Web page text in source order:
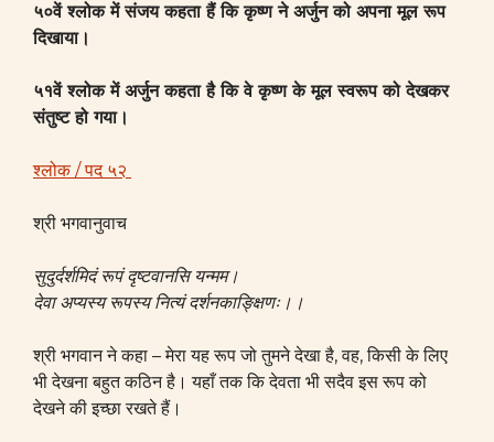
५०वें श्लोक में संजय कहता हैं कि कृष्ण ने अर्जुन को अपना मूल रूप
दिखाया।
५१वें श्लोक में अर्जुन कहता है कि वे कृष्ण के मूल स्वरूप को देखकर
संतुष्ट हो गया।
श्लोक / पद ५२
श्री भगवानुवाच
सुदुर्दर्शमिदं रूपं दृष्टवानसि यन्मम।
देवा अप्यस्य रूपस्य नित्यं दर्शनकाङ्क्षिणः।।
श्री भगवान ने कहा – मेरा यह रूप जो तुमने देखा है, वह, किसी के लिए
भी देखना बहुत कठिन है। यहाँ तक कि देवता भी सदैव इस रूप को
देखने की इच्छा रखते हैं।